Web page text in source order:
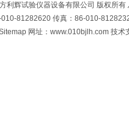
利辉试验仪器设备有限公司 版权所有
010-81282620 传真：86-010-
网址：www.010bjlh.com 技